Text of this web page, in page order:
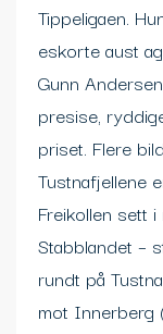
Tippeligaen.
eskorte aust
Gunn
presise,
priset. Flere
Tustnafjellene
Freikollen sett
Stabblandet –
rundt på
mot Innerberg